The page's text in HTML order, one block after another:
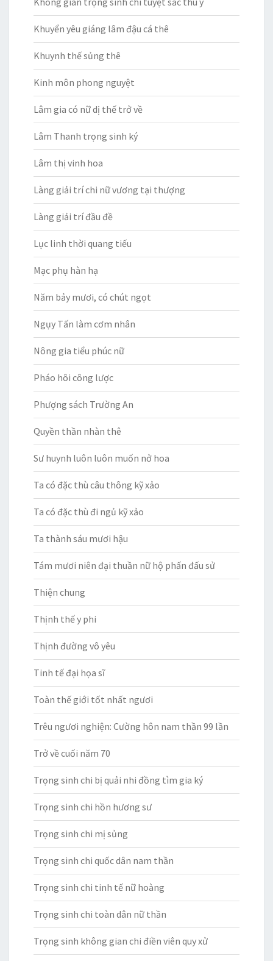
Khuyển yêu giáng lâm đậu cá thê
Khuynh thế sủng thê
Kinh môn phong nguyệt
Lâm gia có nữ dị thế trở về
Lâm Thanh trọng sinh ký
Lâm thị vinh hoa
Làng giải trí chi nữ vương tại thượng
Làng giải trí đầu đề
Lục linh thời quang tiếu
Mạc phụ hàn hạ
Năm bảy mươi, có chút ngọt
Ngụy Tấn làm cơm nhân
Nông gia tiểu phúc nữ
Pháo hôi công lược
Phượng sách Trường An
Quyền thần nhàn thê
Sư huynh luôn luôn muốn nở hoa
Ta có đặc thù câu thông kỹ xảo
Ta có đặc thù đi ngủ kỹ xảo
Ta thành sáu mươi hậu
Tám mươi niên đại thuần nữ hộ phấn đấu sử
Thiện chung
Thịnh thế y phi
Thịnh đường vô yêu
Tinh tế đại họa sĩ
Toàn thế giới tốt nhất ngươi
Trêu ngươi nghiện: Cường hôn nam thần 99 lần
Trở về cuối năm 70
Trọng sinh chi bị quải nhi đồng tìm gia ký
Trọng sinh chi hồn hương sư
Trọng sinh chi mị sủng
Trọng sinh chi quốc dân nam thần
Trọng sinh chi tinh tế nữ hoàng
Trọng sinh chi toàn dân nữ thần
Trọng sinh không gian chi điền viên quy xử